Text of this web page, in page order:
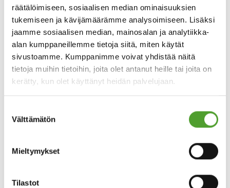
räätälöimiseen, sosiaalisen median ominaisuuksien
tukemiseen ja kävijämäärämme analysoimiseen. Lisäksi
jaamme sosiaalisen median, mainosalan ja analytiikka-
alan kumppaneillemme tietoja siitä, miten käytät
sivustoamme. Kumppanimme voivat yhdistää näitä
tietoja muihin tietoihin, joita olet antanut heille tai joita on
kerätty, kun olet käyttänyt heidän palvelujaan.
valinta
Välttämätön
Mieltymykset
Tilastot